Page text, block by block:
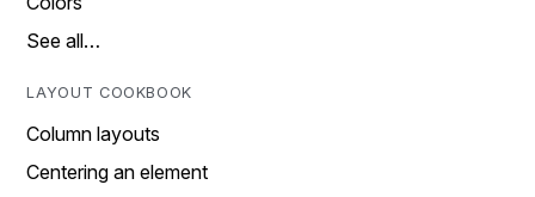
See all…
LAYOUT COOKBOOK
Column layouts
Centering an element